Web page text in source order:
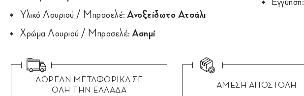
Υλικό Λουριού / Μπρασελέ: Ανοξείδωτο Ατσάλι
Χρώμα Λουριού / Μπρασελέ: Ασημί
ΔΩΡΕΑΝ ΜΕΤΑΦΟΡΙΚΑ ΣΕ
ΟΛΗ ΤΗΝ ΕΛΛΑΔΑ
ΑΜΕΣΗ ΑΠΟΣΤΟΛΗ